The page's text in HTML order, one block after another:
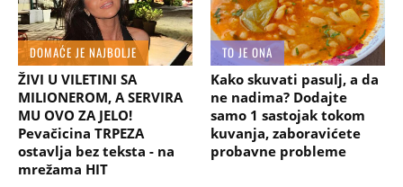
DOMAĆE JE NAJBOLJE
ŽIVI U VILETINI SA
MILIONEROM, A SERVIRA
MU OVO ZA JELO!
Pevačicina TRPEZA
ostavlja bez teksta - na
mrežama HIT
TO JE ONA
Kako skuvati pasulj, a da
ne nadima? Dodajte
samo 1 sastojak tokom
kuvanja, zaboravićete
probavne probleme